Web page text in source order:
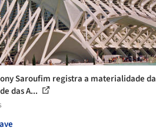
Saroufim registra a materialidade da
das A...